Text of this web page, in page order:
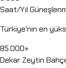
Saat/Yıl
Türkiye'nin en
85.000+
Dekar Zeytin